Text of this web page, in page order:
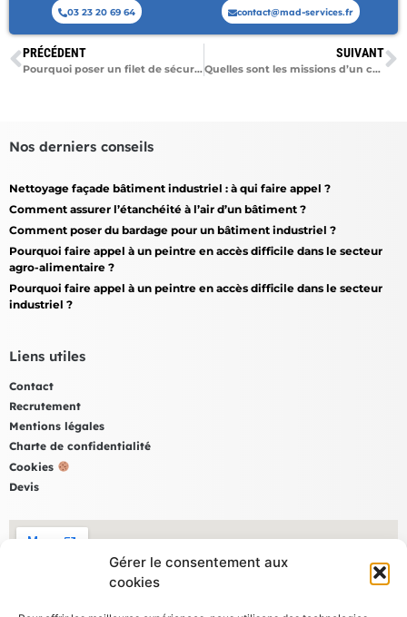
Gérer le consentement aux
cookies
03 23 20 69 64 contact@mad-services.fr
PRÉCÉDENT
Pourquoi poser un filet de sécurité ?
SUIVANT
Quelles sont les missions d’un cordiste dans le BTP ?
Nos derniers conseils
Nettoyage façade bâtiment industriel : à qui faire appel ?
Comment assurer l’étanchéité à l’air d’un bâtiment ?
Comment poser du bardage pour un bâtiment industriel ?
Pourquoi faire appel à un peintre en accès difficile dans le secteur
agro-alimentaire ?
Pourquoi faire appel à un peintre en accès difficile dans le secteur
industriel ?
Liens utiles
Contact
Recrutement
Mentions légales
Charte de confidentialité
Cookies
Devis